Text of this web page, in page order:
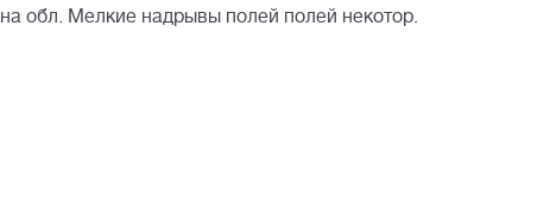
обл. Мелкие надрывы полей полей некотор.